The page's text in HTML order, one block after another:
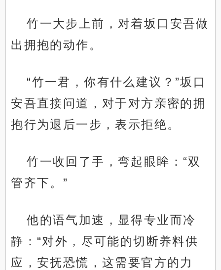
竹一大步上前，对着坂口安吾做
出拥抱的动作。
“竹一君，你有什么建议？”坂口
安吾直接问道，对于对方亲密的拥
抱行为退后一步，表示拒绝。
竹一收回了手，弯起眼眸：“双
管齐下。”
他的语气加速，显得专业而冷
静：“对外，尽可能的切断养料供
应，安抚恐慌，这需要官方的力